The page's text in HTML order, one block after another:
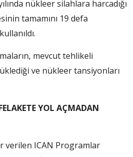
nükleer silahlara harcadığı
tamamını 19 defa
mevcut tehlikeli
ve nükleer tansiyonları
YOL AÇMADAN
verilen ICAN Programlar